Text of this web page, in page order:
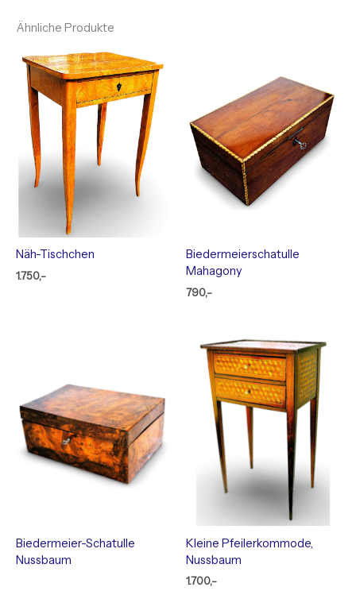
Ähnliche Produkte
Näh-Tischchen
1.750,-
Biedermeierschatulle
Mahagony
790,-
Biedermeier-Schatulle
Nussbaum
Kleine Pfeilerkommode,
Nussbaum
1.700,-